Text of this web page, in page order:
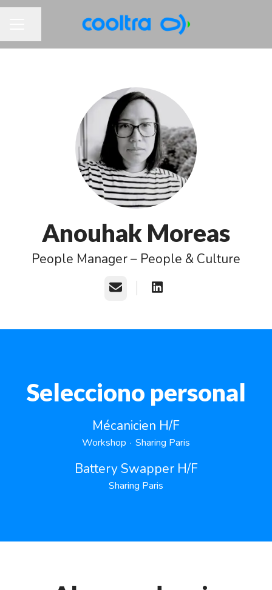
MENÚ DE EMPLEO
Compartir página
Anouhak Moreas
People Manager – People & Culture
Correo electrónico
Selecciono personal
Mécanicien H/F
Workshop · Sharing Paris
Battery Swapper H/F
Sharing Paris